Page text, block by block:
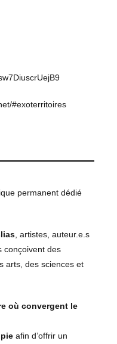
#exoterritoires
permanent dédié
, artistes, auteur.e.s
conçoivent des
arts, des sciences et
où convergent le
afin d’offrir un